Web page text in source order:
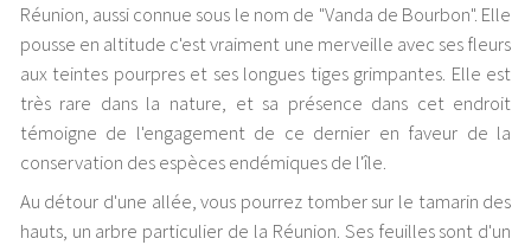
Réunion, aussi connue sous le nom de "Vanda de Bourbon". Elle
pousse en altitude c'est vraiment une merveille avec ses fleurs
aux teintes pourpres et ses longues tiges grimpantes. Elle est
très rare dans la nature, et sa présence dans cet endroit
témoigne de l'engagement de ce dernier en faveur de la
conservation des espèces endémiques de l'île.
Au détour d'une allée, vous pourrez tomber sur le tamarin des
hauts, un arbre particulier de la Réunion. Ses feuilles sont d'un